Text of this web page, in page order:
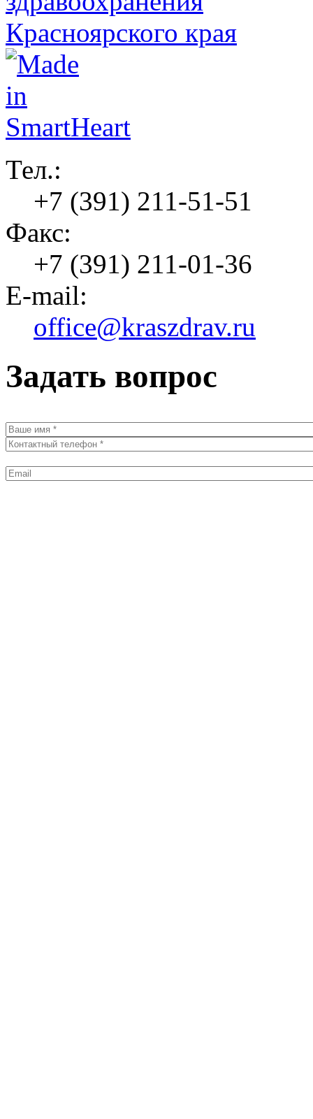
Тел.:
+7 (391) 211-51-51
Факс:
+7 (391) 211-01-36
E-mail:
office@kraszdrav.ru
Задать вопрос